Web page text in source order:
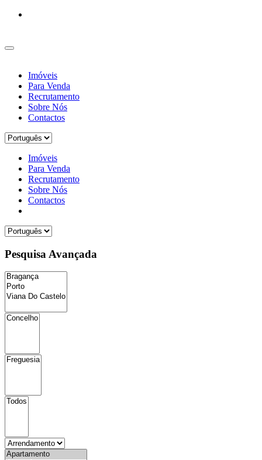
Imóveis
Para Venda
Recrutamento
Sobre Nós
Contactos
Imóveis
Para Venda
Recrutamento
Sobre Nós
Contactos
Pesquisa Avançada